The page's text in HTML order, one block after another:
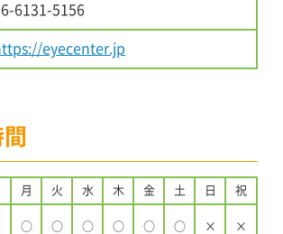
6131-5156
eyecenter.jp
月 火 水 木 金 土 日 祝
○ ○ ○ ○ ○ ○ × ×